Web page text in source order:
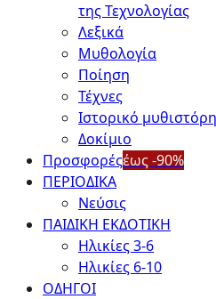
της Τεχνολογίας
Λεξικά
Μυθολογία
Ποίηση
Τέχνες
Ιστορικό
Δοκίμιο
Προσφορέςέως -90%
ΠΕΡΙΟΔΙΚΑ
Νεύσις
ΠΑΙΔΙΚΗ ΕΚΔΟΤΙΚΗ
Ηλικίες 3-6
Ηλικίες 6-10
ΟΔΗΓΟΙ